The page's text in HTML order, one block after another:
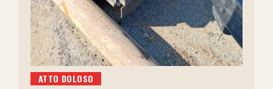
ATTO DOLOSO